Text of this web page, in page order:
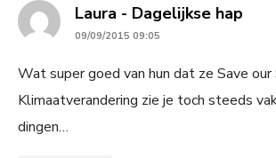
Laura - Dagelijkse hap
09/09/2015 09:05
Wat super goed van hun dat ze Save
Klimaatverandering zie je toch steeds
dingen…